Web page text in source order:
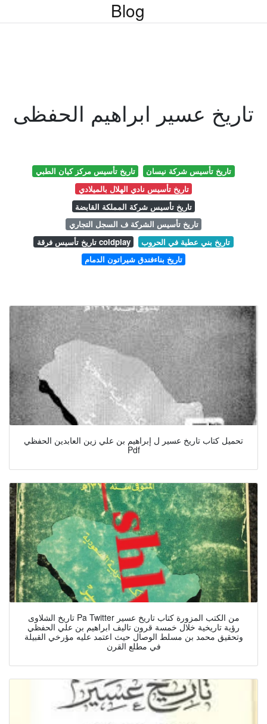
Blog
تاريخ عسير ابراهيم الحفظى
تاريخ تأسيس مركز كيان الطبي
تاريخ تأسيس شركة نيسان
تاريخ تأسيس نادي الهلال بالميلادي
تاريخ تأسيس شركة المملكة القابضة
تاريخ تأسيس الشركة ف السجل التجاري
تاريخ تأسيس فرقة coldplay
تاريخ بني عطية في الحروب
تاريخ بناءفندق شيراتون الدمام
تحميل كتاب تاريخ عسير ل إبراهيم بن علي زين العابدين الحفظي
Pdf
تاريخ الشلاوى Pa Twitter من الكتب المزورة كتاب تاريخ عسير
رؤية تاريخية خلال خمسة قرون تاليف ابراهيم بن علي الحفظي
وتحقيق محمد بن مسلط الوصال حيث اعتمد عليه مؤرخي القبيلة
في مطلع القرن